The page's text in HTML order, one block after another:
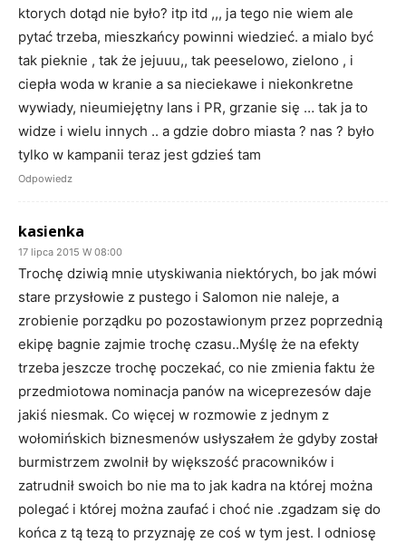
ktorych dotąd nie było? itp itd ,,, ja tego nie wiem ale
pytać trzeba, mieszkańcy powinni wiedzieć. a mialo być
tak pieknie , tak że jejuuu,, tak peeselowo, zielono , i
ciepła woda w kranie a sa nieciekawe i niekonkretne
wywiady, nieumiejętny lans i PR, grzanie się … tak ja to
widze i wielu innych .. a gdzie dobro miasta ? nas ? było
tylko w kampanii teraz jest gdzieś tam
Odpowiedz
kasienka
17 lipca 2015 W 08:00
Trochę dziwią mnie utyskiwania niektórych, bo jak mówi
stare przysłowie z pustego i Salomon nie naleje, a
zrobienie porządku po pozostawionym przez poprzednią
ekipę bagnie zajmie trochę czasu..Myślę że na efekty
trzeba jeszcze trochę poczekać, co nie zmienia faktu że
przedmiotowa nominacja panów na wiceprezesów daje
jakiś niesmak. Co więcej w rozmowie z jednym z
wołomińskich biznesmenów usłyszałem że gdyby został
burmistrzem zwolnił by większość pracowników i
zatrudnił swoich bo nie ma to jak kadra na której można
polegać i której można zaufać i choć nie .zgadzam się do
końca z tą tezą to przyznaję ze coś w tym jest. I odniosę